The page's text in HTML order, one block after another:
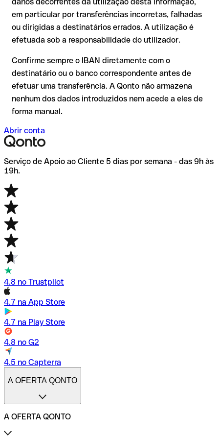
ser verificada pelo próprio Equa Bank A.S. ou através de uma
transferência de teste.
comissões adicionais.
Recomendação
: verifique cada IBAN antes de efetuar uma
transferência com o nosso IBAN Checker gratuito e, em caso
de dúvida, confirme-o diretamente com o destinatário. Esta
precaução é especialmente importante com montantes
elevados ou em novas relações comerciais.
em particular por transferências incorretas, falhadas
ou dirigidas a destinatários errados. A utilização é
efetuada sob a responsabilidade do utilizador.
Confirme sempre o IBAN diretamente com o
destinatário ou o banco correspondente antes de
efetuar uma transferência. A Qonto não armazena
nenhum dos dados introduzidos nem acede a eles de
forma manual.
Abrir conta
Serviço de Apoio ao Cliente 5 dias por semana - das 9h às
19h.
4.8 no Trustpilot
4.7 na App Store
4.7 na Play Store
4.8 no G2
4.5 no Capterra
A OFERTA QONTO
A OFERTA QONTO